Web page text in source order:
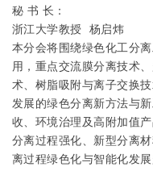
秘 书 长：
浙江大学教授
杨启炜
本分会将围绕绿色化工分
用，重点交流膜分离技术
术、树脂吸附与离子交换
发展的绿色分离新方法与
收、环境治理及高附加值
分离过程强化、新型分离
离过程绿色化与智能化发